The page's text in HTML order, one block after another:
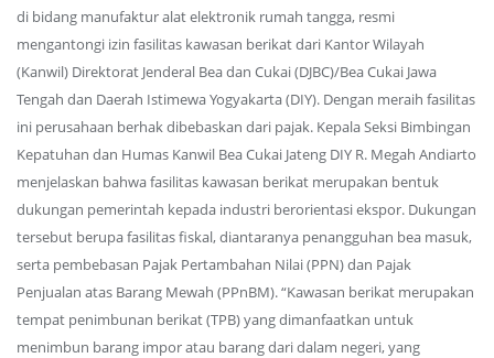
di bidang manufaktur alat elektronik rumah tangga, resmi
mengantongi izin fasilitas kawasan berikat dari Kantor Wilayah
(Kanwil) Direktorat Jenderal Bea dan Cukai (DJBC)/Bea Cukai Jawa
Tengah dan Daerah Istimewa Yogyakarta (DIY). Dengan meraih fasilitas
ini perusahaan berhak dibebaskan dari pajak. Kepala Seksi Bimbingan
Kepatuhan dan Humas Kanwil Bea Cukai Jateng DIY R. Megah Andiarto
menjelaskan bahwa fasilitas kawasan berikat merupakan bentuk
dukungan pemerintah kepada industri berorientasi ekspor. Dukungan
tersebut berupa fasilitas fiskal, diantaranya penangguhan bea masuk,
serta pembebasan Pajak Pertambahan Nilai (PPN) dan Pajak
Penjualan atas Barang Mewah (PPnBM). “Kawasan berikat merupakan
tempat penimbunan berikat (TPB) yang dimanfaatkan untuk
menimbun barang impor atau barang dari dalam negeri, yang